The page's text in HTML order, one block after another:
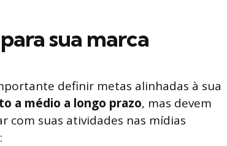
sua marca
definir metas alinhadas à sua
a médio a longo prazo, mas devem
com suas atividades nas mídias